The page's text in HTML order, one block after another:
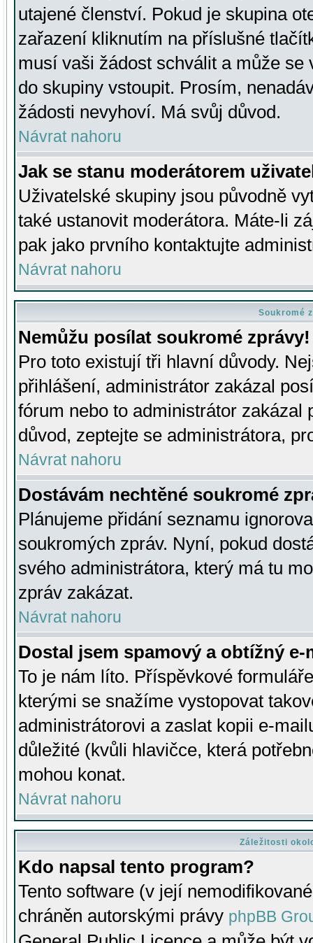
utajené členství. Pokud je skupina
zařazení kliknutím na příslušné
musí vaši žádost schválit a může se
do skupiny vstoupit. Prosím,
žádosti nevyhoví. Má svůj důvod.
Návrat nahoru
Jak se stanu moderátorem
Uživatelské skupiny jsou původně
také ustanovit moderátora. Máte-li
pak jako prvního kontaktujte
Návrat nahoru
Soukromé
Nemůžu posílat soukromé zprávy!
Pro toto existují tři hlavní důvody.
přihlášení, administrátor zakázal
fórum nebo to administrátor zakázal
důvod, zeptejte se administrátora,
Návrat nahoru
Dostávám nechtěné soukromé
Plánujeme přidání seznamu
soukromých zpráv. Nyní, pokud
svého administrátora, který má tu
zpráv zakázat.
Návrat nahoru
Dostal jsem spamový a obtížný
To je nám líto. Příspěvkové
kterými se snažíme vystopovat
administrátorovi a zaslat kopii e-
důležité (kvůli hlavičce, která
mohou konat.
Návrat nahoru
Záležitosti
Kdo napsal tento program?
Tento software (v její
chráněn autorskými právy phpBB